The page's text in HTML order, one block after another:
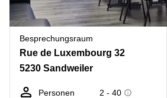
réunion
Bureau
virtuel
Sandweiler
Centre
d'affaires
Luxembourg
Bureaux
Esch-sur-
Sprache wählen
Luxembourg
Besprechungsraum
Rue de Luxembourg 32
5230 Sandweiler
Personen
2 - 40